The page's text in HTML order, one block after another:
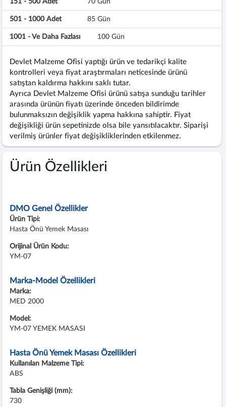
501 - 1000 Adet 85 Gün
1001 - Ve Daha Fazlası 100 Gün
Devlet Malzeme Ofisi yaptığı ürün ve tedarikçi kalite
kontrolleri veya fiyat araştırmaları neticesinde ürünü
satıştan kaldırma hakkını saklı tutar.
Ayrıca Devlet Malzeme Ofisi ürünü satışa sunduğu tarihler
arasında ürünün fiyatı üzerinde önceden bildirimde
bulunmaksızın değişiklik yapma hakkına sahiptir. Fiyat
değişikliği ürün sepetinizde olsa bile yansıtılacaktır. Siparişi
verilmiş ürünler fiyat değişikliklerinden etkilenmez.
Ürün Özellikleri
DMO Genel Özellikler
Ürün Tipi:
Hasta Önü Yemek Masası
Orijinal Ürün Kodu:
YM-07
Marka-Model Özellikleri
Marka:
MED 2000
Model:
YM-07 YEMEK MASASI
Hasta Önü Yemek Masası Özellikleri
Kullanılan Malzeme Tipi:
ABS
Tabla Genişliği (mm):
730